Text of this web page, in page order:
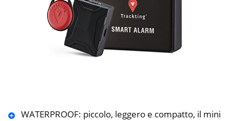
WATERPROOF: piccolo, leggero e compatto, il mini